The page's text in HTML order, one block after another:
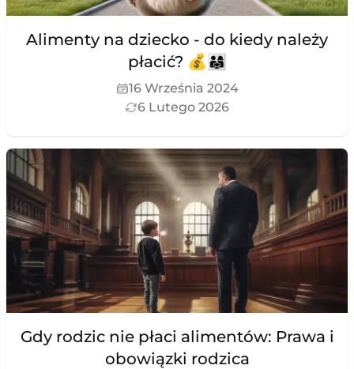
Alimenty na dziecko - do kiedy należy
płacić? 💰👨‍👩‍👧
16 Września 2024
6 Lutego 2026
Gdy rodzic nie płaci alimentów: Prawa i
obowiązki rodzica